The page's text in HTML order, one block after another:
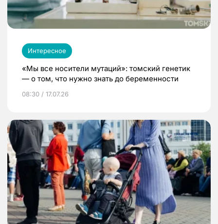
Интересное
«Мы все носители мутаций»: томский генетик
— о том, что нужно знать до беременности
08:30 / 17.07.26